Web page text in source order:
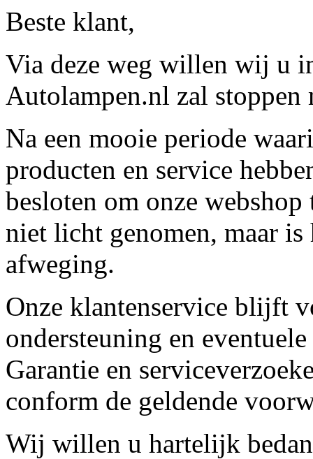
Beste klant,
Via deze weg willen wij u
Autolampen.nl zal stoppen
Na een mooie periode
producten en service
besloten om onze
niet licht genomen, maar
afweging.
Onze klantenservice blijft
ondersteuning en
Garantie en
conform de geldende
Wij willen u hartelijk